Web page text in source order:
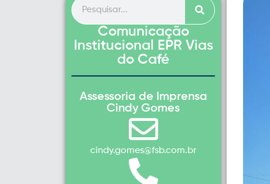
Comunicação
Institucional EPR Vias
do Café
Assessoria de Imprensa
Cindy Gomes
cindy.gomes@fsb.com.br